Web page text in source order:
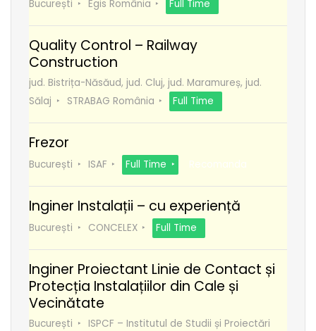
București Egis România Full Time
Quality Control – Railway
Construction
jud. Bistrița-Năsăud, jud. Cluj, jud. Maramureș, jud.
Sălaj
STRABAG România Full Time
Frezor
București ISAF Full Time Recomanda
Inginer Instalații – cu experiență
București CONCELEX Full Time
Inginer Proiectant Linie de Contact și
Protecția Instalațiilor din Cale și
Vecinătate
București
ISPCF – Institutul de Studii și Proiectări